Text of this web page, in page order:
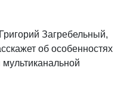
Загребельный,
об особенностях